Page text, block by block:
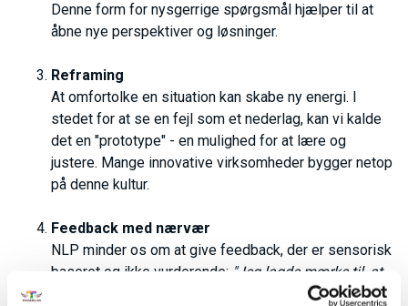
Denne form for nysgerrige spørgsmål hjælper til at
åbne nye perspektiver og løsninger.
Reframing
At omfortolke en situation kan skabe ny energi. I
stedet for at se en fejl som et nederlag, kan vi kalde
det en "prototype" - en mulighed for at lære og
justere. Mange innovative virksomheder bygger netop
på denne kultur.
Feedback med nærvær
NLP minder os om at give feedback, der er sensorisk
baseret og ikke vurderende: "Jeg lagde mærke til, at
du talte hurtigere end normalt og hævede stemmen"i